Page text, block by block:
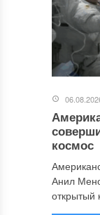
космос
Анил
открытый